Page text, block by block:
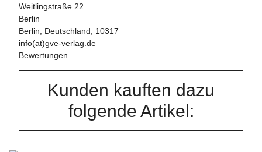
Weitlingstraße 22
Berlin
Berlin, Deutschland, 10317
info(at)gve-verlag.de
Bewertungen
Kunden kauften dazu
folgende Artikel: